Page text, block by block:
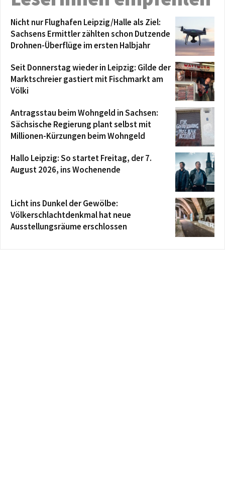
Nicht nur Flughafen Leipzig/Halle als Ziel:
Sachsens Ermittler zählten schon Dutzende
Drohnen-Überflüge im ersten Halbjahr
Seit Donnerstag wieder in Leipzig: Gilde der
Marktschreier gastiert mit Fischmarkt am
Völki
Antragsstau beim Wohngeld in Sachsen:
Sächsische Regierung plant selbst mit
Millionen-Kürzungen beim Wohngeld
Hallo Leipzig: So startet Freitag, der 7.
August 2026, ins Wochenende
Licht ins Dunkel der Gewölbe:
Völkerschlachtdenkmal hat neue
Ausstellungsräume erschlossen